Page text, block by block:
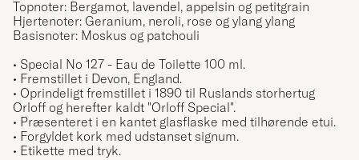
Topnoter: Bergamot, lavendel, appelsin og petitgrain
Hjertenoter: Geranium, neroli, rose og ylang ylang
Basisnoter: Moskus og patchouli
• Special No 127 - Eau de Toilette 100 ml.
• Fremstillet i Devon, England.
• Oprindeligt fremstillet i 1890 til Ruslands storhertug
Orloff og herefter kaldt "Orloff Special".
• Præsenteret i en kantet glasflaske med tilhørende etui.
• Forgyldet kork med udstanset signum.
• Etikette med tryk.